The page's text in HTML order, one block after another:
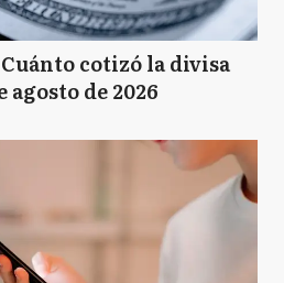
cotizó la divisa
agosto de 2026